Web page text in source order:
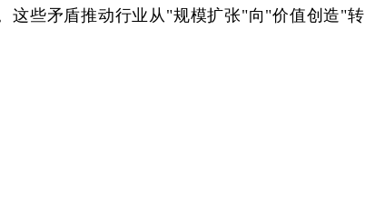
这些矛盾推动行业从"规模扩张"向"价值创造"转